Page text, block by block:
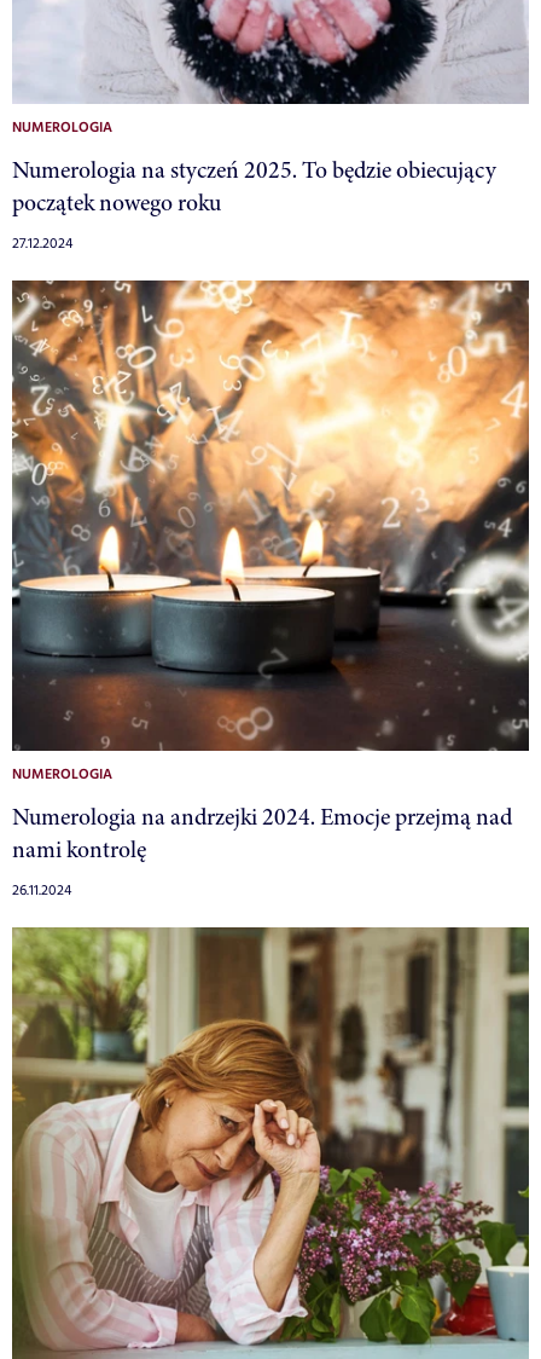
NUMEROLOGIA
Numerologia na styczeń 2025. To będzie obiecujący
początek nowego roku
27.12.2024
NUMEROLOGIA
Numerologia na andrzejki 2024. Emocje przejmą nad
nami kontrolę
26.11.2024